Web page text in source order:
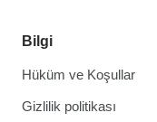
Bilgi
Hüküm ve Koşullar
Gizlilik politikası